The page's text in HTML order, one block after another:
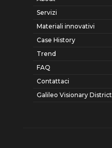
Servizi
Materiali innovativi
Case History
Trend
FAQ
Contattaci
Galileo Visionary District